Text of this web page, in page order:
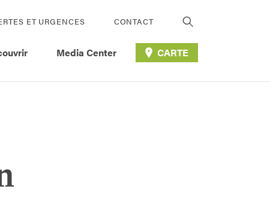
ET URGENCES CONTACT
Media Center CARTE